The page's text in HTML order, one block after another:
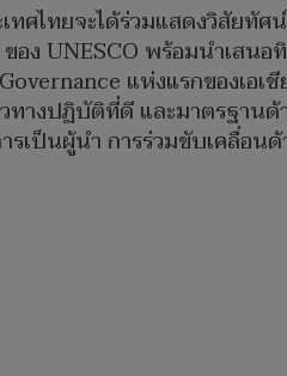
ทศไทยจะได้ร่วมแสดงวิสัย
ง UNESCO พร้อมนำเสน
แห่งแรกของเอ
งปฏิบัติที่ดี และมาตรฐาน
เป็นผู้นำ การร่วมขับเคลื่อ